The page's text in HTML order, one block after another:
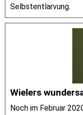
Selbstentlarvung.
Wielers
Noch im Februar